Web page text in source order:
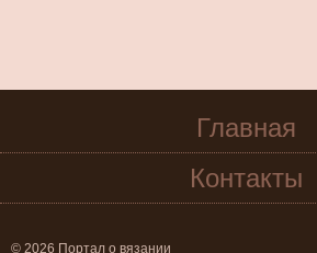
Главная
Контакты
© 2026 Портал о вязании